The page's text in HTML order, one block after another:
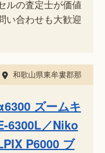
ルの査定士が価値
い合わせも大歓迎
和歌山県東牟婁郡那
ズームキ
6300L／Niko
P6000 ブ